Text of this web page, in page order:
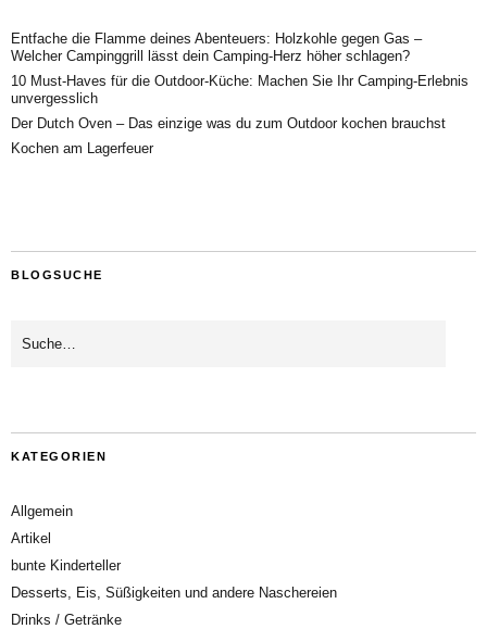
Entfache die Flamme deines Abenteuers: Holzkohle gegen Gas –
Welcher Campinggrill lässt dein Camping-Herz höher schlagen?
10 Must-Haves für die Outdoor-Küche: Machen Sie Ihr Camping-Erlebnis
unvergesslich
Der Dutch Oven – Das einzige was du zum Outdoor kochen brauchst
Kochen am Lagerfeuer
BLOGSUCHE
KATEGORIEN
Allgemein
Artikel
bunte Kinderteller
Desserts, Eis, Süßigkeiten und andere Naschereien
Drinks / Getränke